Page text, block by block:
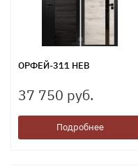
ОРФЕЙ-311 НЕВ
37 750 руб.
Подробнее